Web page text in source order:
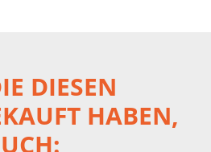
DIESEN
HABEN,